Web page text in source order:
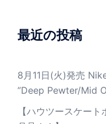
最近の投稿
8月11日(火)発売
”Deep Pewter/Mid
【ハウツースケー